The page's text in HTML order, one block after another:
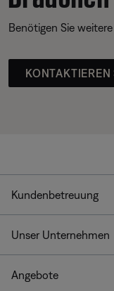
Benötigen Sie
KONTAKTIEREN
Kundenbetreuung
Unser Unternehmen
Angebote